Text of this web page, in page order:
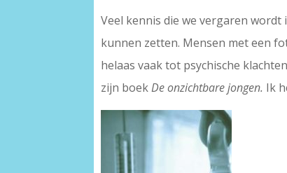
Veel kennis die we vergaren
kunnen zetten. Mensen met een
helaas vaak tot psychische
zijn boekDe onzichtbare jongen. Ik